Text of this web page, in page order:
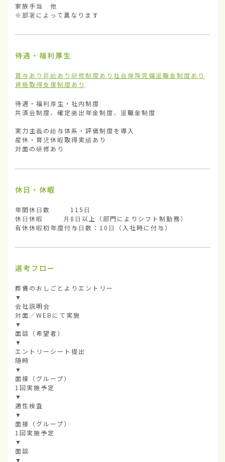
家族手当　他
※部署によって異なります
待遇・福利厚生
賞与あり 昇給あり 研修制度あり 社会保険完備退職金制度あり
資格取得支援制度あり
待遇・福利厚生・社内制度
共済会制度、確定拠出年金制度、退職金制度
実力主義の給与体系・評価制度を導入
産休・育児休暇取得実績あり
対面の研修あり
休日・休暇
年間休日数        115日
休日休暇        月8日以上（部門によりシフト制勤務）
有休休暇初年度付与日数：10日（入社時に付与）
選考フロー
葬儀のおしごとよりエントリー
▼
会社説明会
対面／WEBにて実施
▼
面談（希望者）
▼
エントリーシート提出
随時
▼
面接（グループ）
1回実施予定
▼
適性検査
▼
面接（グループ）
1回実施予定
▼
面談
▼